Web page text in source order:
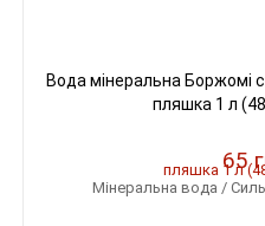
Вода мінеральна Боржомі
пляшка 1 л
65
Мінеральна вода /